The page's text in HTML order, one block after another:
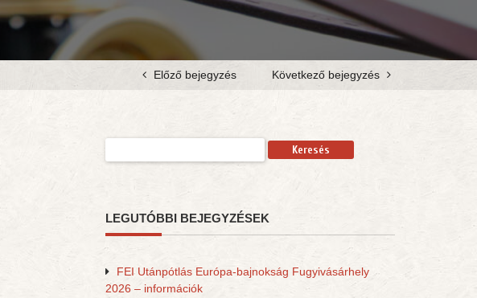
Előző bejegyzés Következő bejegyzés
LEGUTÓBBI BEJEGYZÉSEK
FEI Utánpótlás Európa-bajnokság Fugyivásárhely
2026 – információk